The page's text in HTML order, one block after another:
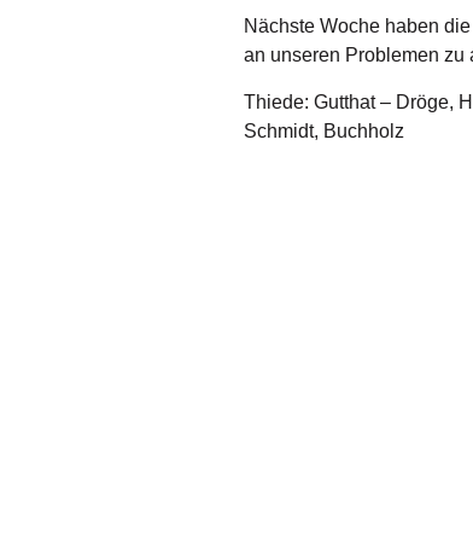
Nächste Woche haben
an unseren Problemen zu
Thiede: Gutthat – Dröge,
Schmidt, Buchholz